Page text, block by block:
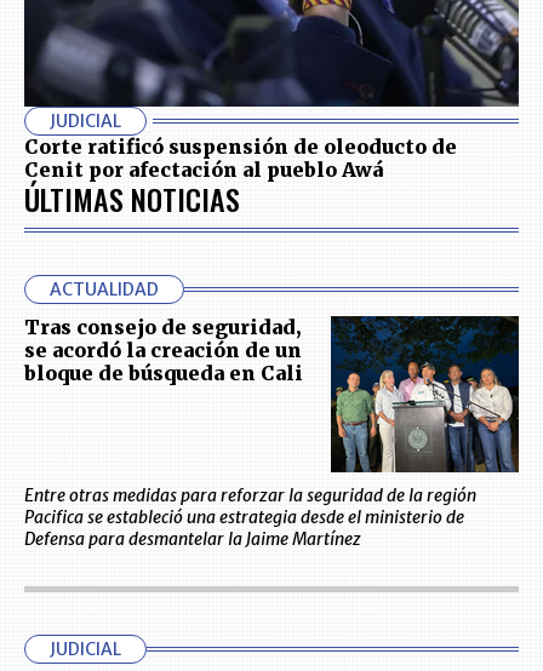
JUDICIAL
Corte ratificó suspensión de oleoducto de
Cenit por afectación al pueblo Awá
ÚLTIMAS NOTICIAS
ACTUALIDAD
Tras consejo de seguridad,
se acordó la creación de un
bloque de búsqueda en Cali
Entre otras medidas para reforzar la seguridad de la región
Pacifica se estableció una estrategia desde el ministerio de
Defensa para desmantelar la Jaime Martínez
JUDICIAL